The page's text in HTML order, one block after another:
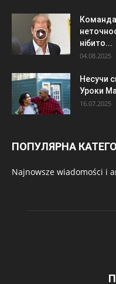
Команда
нібито...
04.08.2025
Несучи
Уроки
16.07.2025
ПОПУЛЯРНА
Najnowsze wiadomości i